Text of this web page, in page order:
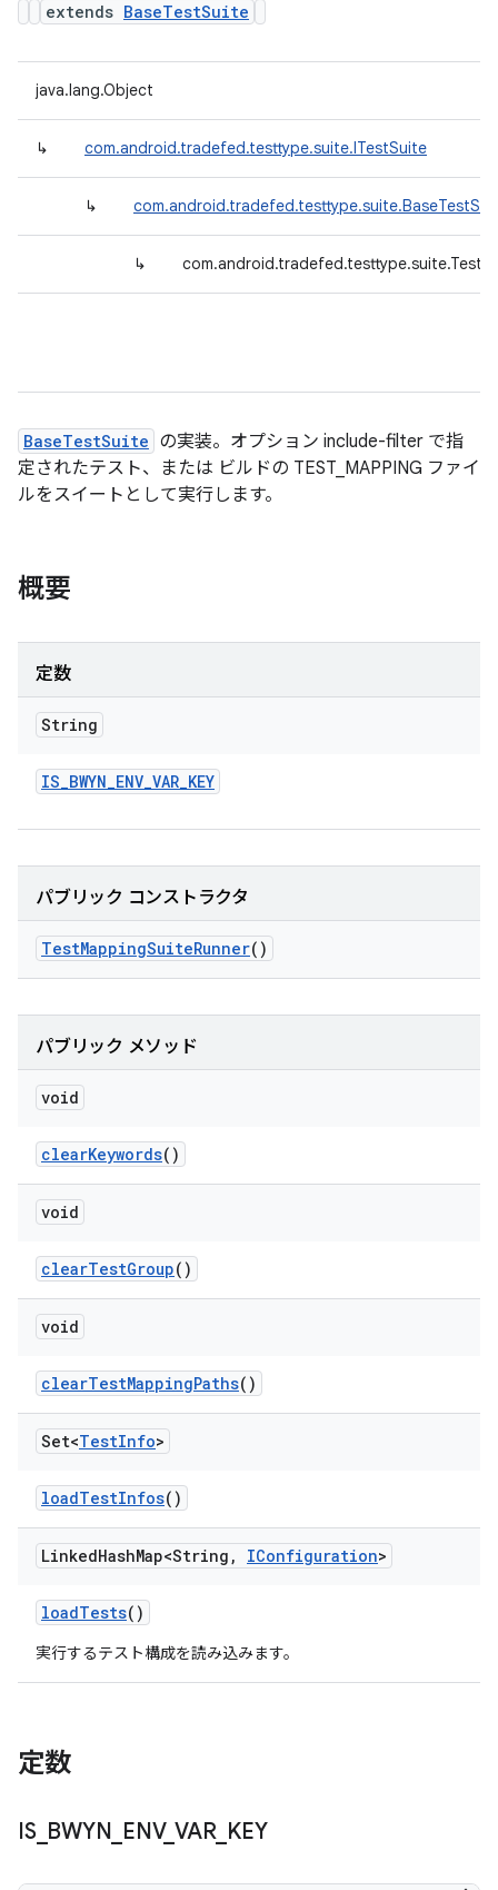
extends BaseTestSuite
java.lang.Object
↳ com.android.tradefed.testtype.suite.ITestSuite
↳
↳
BaseTestSuite の実装。オプション include-filter で指
定されたテスト、または ビルドの TEST_MAPPING ファイ
ルをスイートとして実行します。
概要
定数
String
IS_BWYN_ENV_VAR_KEY
パブリック コンストラクタ
TestMappingSuiteRunner()
パブリック メソッド
void
clearKeywords()
void
clearTestGroup()
void
clearTestMappingPaths()
Set<TestInfo>
loadTestInfos()
LinkedHashMap<String , IConfiguration>
loadTests()
実行するテスト構成を読み込みます。
定数
IS_ BWYN ENV_ VAR_ KEY